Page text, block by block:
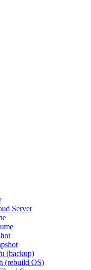
Server
(backup)
(rebuild OS)